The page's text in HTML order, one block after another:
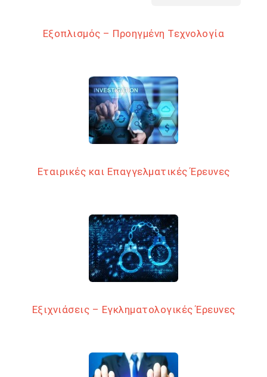
Εξοπλισμός – Προηγμένη Τεχνολογία
Εταιρικές και Επαγγελματικές Έρευνες
Εξιχνιάσεις – Εγκληματολογικές Έρευνες